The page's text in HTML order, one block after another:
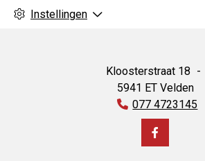
Instellingen
Kloosterstraat 18
5941 ET Velden
Tel:
077 4723145
Bezoek